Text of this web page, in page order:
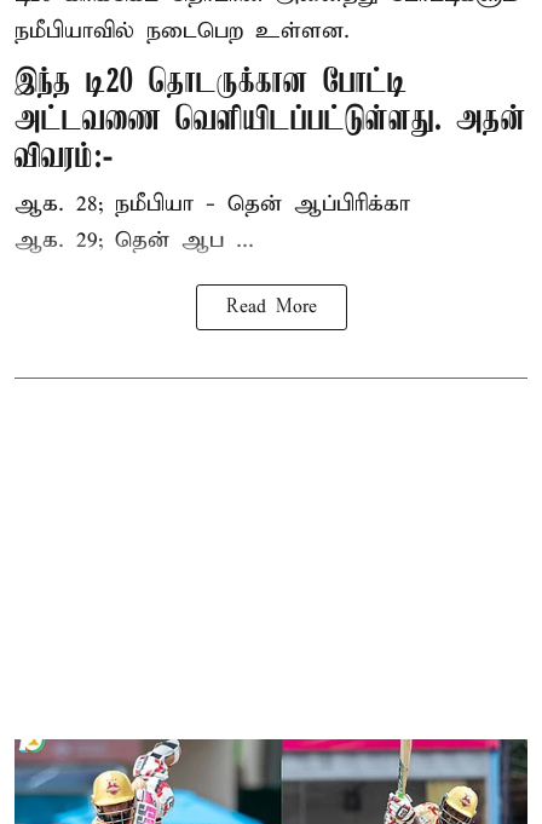
நமீபியாவில் நடைபெற உள்ளன.
இந்த டி20 தொடருக்கான போட்டி
அட்டவணை வெளியிடப்பட்டுள்ளது. அதன்
விவரம்:-
ஆக. 28; நமீபியா - தென் ஆப்பிரிக்கா
ஆக. 29; தென் ஆப ...
Read More